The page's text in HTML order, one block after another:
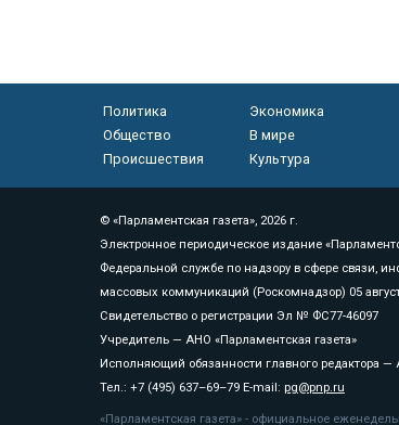
Политика
Экономика
Общество
В мире
Происшествия
Культура
© «Парламентская газета», 2026 г.
Электронное периодическое издание
Федеральной службе по надзору в сфере связи,
массовых коммуникаций (Роскомнадзор) 05
Свидетельство о регистрации Эл № ФС77-46097
Учредитель — АНО «Парламентская газета»
Исполняющий обязанности главного редактора
Тел.: +7 (495) 637–69–79 E-mail: pg@pnp.ru
«Парламентская газета» - официальное